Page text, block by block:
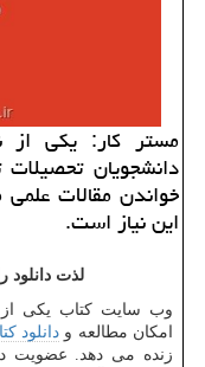
مستر كار: یكی از
دانشجویان
خواندن مقالات
این نیاز است.
لذت دانلود
وب سایت کتاب یکی
امکان مطالعه و دانلود
زنده می دهد. عضویت